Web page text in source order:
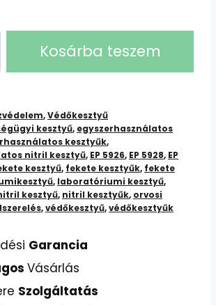
Kosárba teszem
,Védőkesztyű
kesztyű, egyszerhasználatos
kesztyűk,
nitril kesztyű, EP 5926, EP 5928, EP
kesztyű, fekete kesztyűk, fekete
, laboratóriumi kesztyű,
kesztyű, nitril kesztyűk, orvosi
,védőkesztyű,védőkesztyűk
Garancia
Vásárlás
Szolgáltatás